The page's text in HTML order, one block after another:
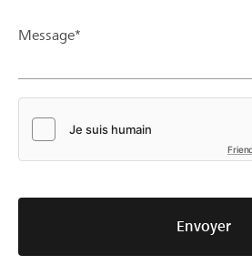
Message*
Envoyer